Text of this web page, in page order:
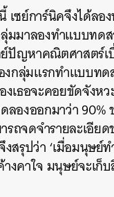
เซย์การ์นิคจึงได้ลอ
มมาลองทำแบบทด
ปัญหาคณิตศาสตร์เ
กลุ่มแรกทำแบบท
เธอจะคอยขัดจังหว
ลองออกมาว่า
ถจดจำรายละเอีย
งสรุปว่า ‘เมื่อมนุษย์
างคาใจ มนุษย์จะเก็